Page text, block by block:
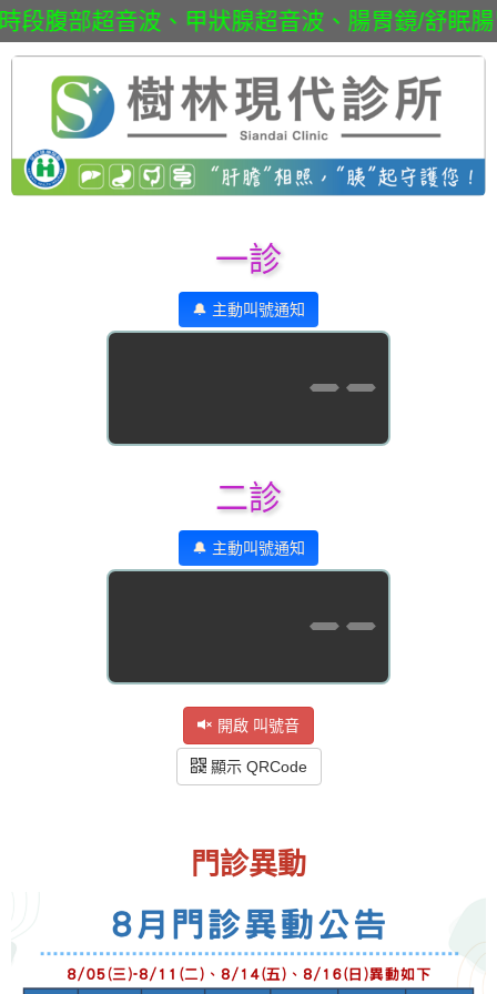
超音波、甲狀腺超音波、腸胃鏡/舒眠腸
一診
🔔 主動叫號通知
--
二診
🔔 主動叫號通知
--
開啟 叫號音
顯示 QRCode
門診異動